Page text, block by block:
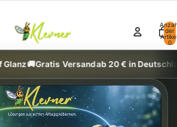
der
0
ab 20 € in Deutschland🇩🇪Klevner